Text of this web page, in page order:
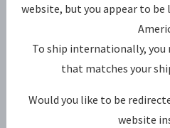
website, but you appear to
To ship internationally,
that matches your
Would you like to be
website